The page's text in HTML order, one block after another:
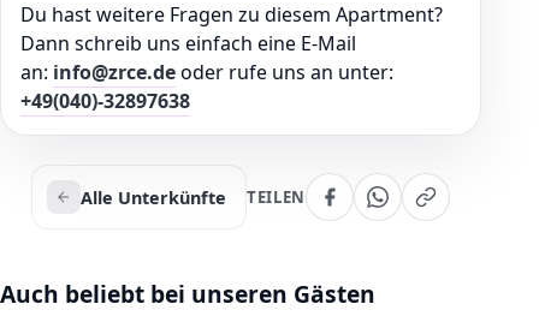
Du hast weitere Fragen zu diesem Apartment?
Dann schreib uns einfach eine E-Mail
an: info@zrce.deoder rufe uns an unter:
+49(040)-32897638
Alle Unterkünfte TEILEN
Auch beliebt bei unseren Gästen